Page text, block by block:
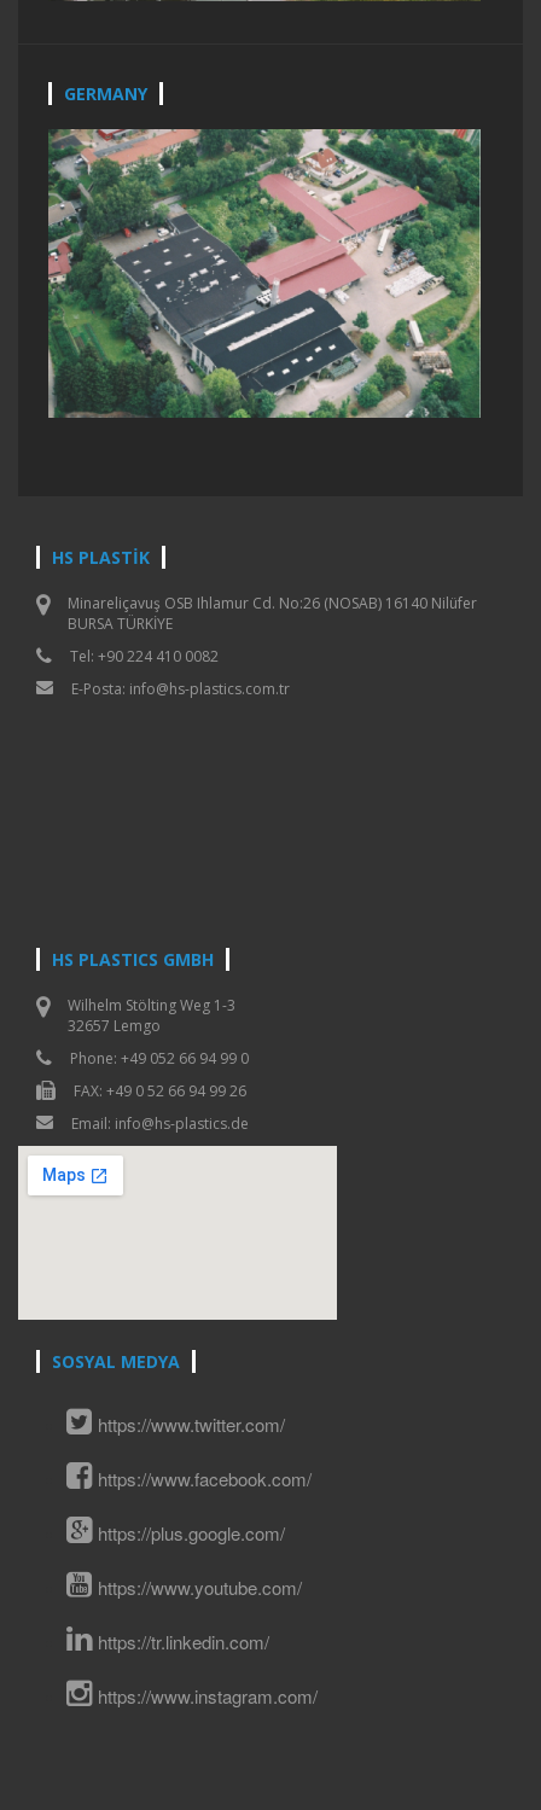
GERMANY
HS PLASTİK
Minareliçavuş OSB Ihlamur Cd. No:26 (NOSAB) 16140 Nilüfer
BURSA TÜRKİYE
Tel: +90 224 410 0082
E-Posta: info@hs-plastics.com.tr
HS PLASTICS GMBH
Wilhelm Stölting Weg 1-3
32657 Lemgo
Phone: +49 052 66 94 99 0
FAX: +49 0 52 66 94 99 26
Email: info@hs-plastics.de
SOSYAL MEDYA
https://www.twitter.com/
https://www.facebook.com/
https://plus.google.com/
https://www.youtube.com/
https://tr.linkedin.com/
https://www.instagram.com/